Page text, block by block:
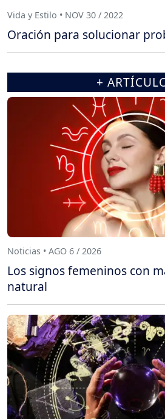
Vida y Estilo • NOV 30 / 2022
Oración para solucionar
+
Noticias • AGO 6 / 2026
Los signos femeninos con
natural